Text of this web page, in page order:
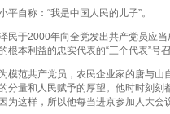
平自称：“我是中国人民的儿子”。
民于2000年向全党发出共产党员应当
根本利益的忠实代表的“三个代表”号
模范共产党员，农民企业家的唐与山
分量和人民赋予的厚望。他时时刻
为这样，所以他每当进京参加人大